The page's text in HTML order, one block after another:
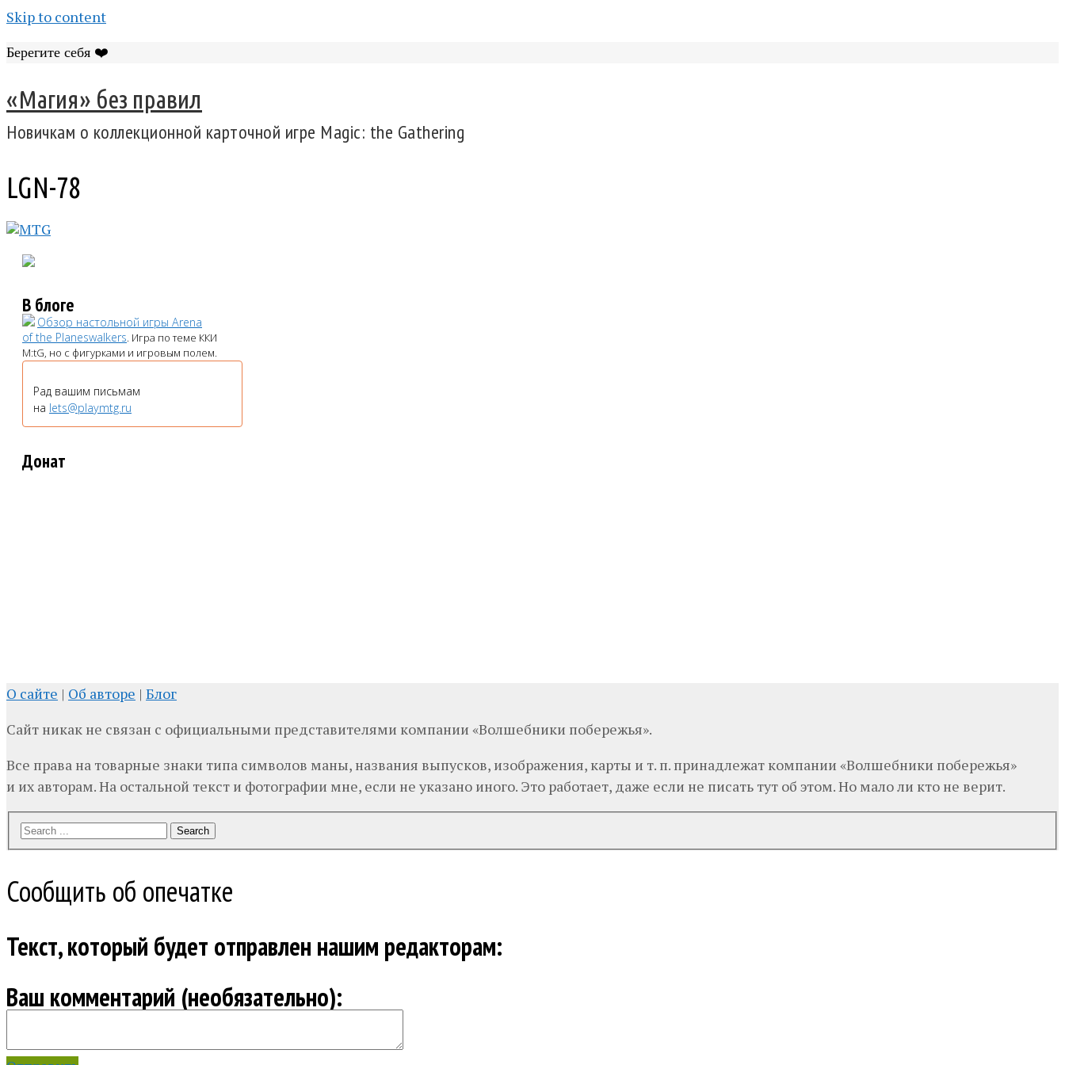
Skip to content
Берегите себя ❤️
«Магия» без правил
Новичкам о коллекционной карточной игре Magic: the Gathering
LGN-78
В блоге
Обзор настольной игры Arena
of the Planeswalkers. Игра по теме ККИ
M:tG, но с фигурками и игровым полем.
Рад вашим письмам
на lets@playmtg.ru
Донат
О сайте | Об авторе | Блог
Сайт никак не связан с официальными представителями компании «Волшебники побережья».
Все права на товарные знаки типа символов маны, названия выпусков, изображения, карты и т. п. принадлежат компании «Волшебники побережья»
и их авторам. На остальной текст и фотографии мне, если не указано иного. Это работает, даже если не писать тут об этом. Но мало ли кто не верит.
Search
Сообщить об опечатке
Текст, который будет отправлен нашим редакторам:
Ваш комментарий (необязательно):